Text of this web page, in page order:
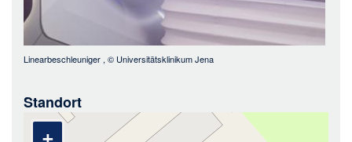
Linearbeschleuniger , © Universitätsklinikum Jena
Standort
+